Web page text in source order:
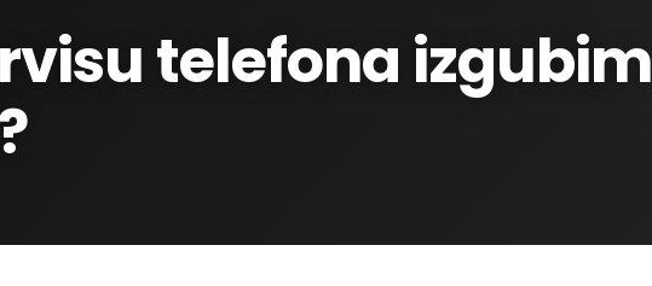
telefona izgubim